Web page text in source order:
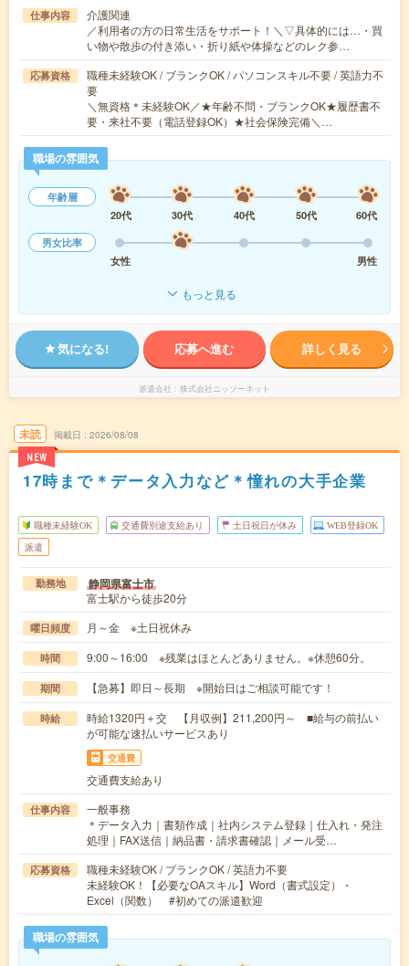
仕事内容
介護関連
／利用者の方の日常生活をサポート！＼▽具体的には…・買
い物や散歩の付き添い・折り紙や体操などのレク参…
応募資格
職種未経験OK / ブランクOK / パソコンスキル不要 / 英語力不
要
＼無資格＊未経験OK／★年齢不問・ブランクOK★履歴書不
要・来社不要（電話登録OK）★社会保険完備＼…
職場の雰囲気
年齢層
20代
30代 40代 50代
60代
男女比率
女性
男性
もっと見る
気になる! 応募へ進む 詳しく見る
派遣会社 株式会社ニッソーネット
未読
NEW
掲載日 2026/08/08
17時まで＊データ入力など＊憧れの大手企業
職種未経験OK 交通費別途支給あり 土日祝日が休み WEB登録OK
派遣
勤務地 静岡県富士市
富士駅から徒歩20分
曜日頻度 月～金 ※土日祝休み
時間 9:00～16:00 ※残業はほとんどありません。※休憩60分。
期間 【急募】即日～長期 ※開始日はご相談可能です！
時給
時給1320円＋交 【月収例】211,200円～ ■給与の前払い
が可能な速払いサービスあり
交通費
交通費支給あり
仕事内容
一般事務
＊データ入力｜書類作成｜社内システム登録｜仕入れ・発注
処理｜FAX送信｜納品書・請求書確認｜メール受…
応募資格
職種未経験OK / ブランクOK / 英語力不要
未経験OK！【必要なOAスキル】Word（書式設定）・
Excel（関数） #初めての派遣歓迎
職場の雰囲気